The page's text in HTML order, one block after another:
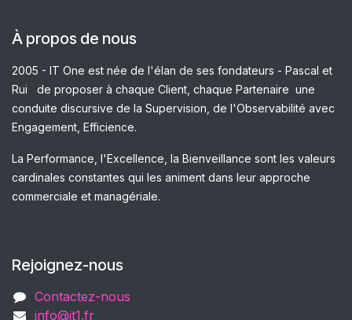
À propos de nous
2005 - IT One est née de l'élan de ses fondateurs - Pascal et
Rui de proposer à chaque Client, chaque Partenaire une
conduite discursive de la Supervision, de l'Observabilité avec
Engagement, Efficience.
La Performance, l'Excellence, la Bienveillance sont les valeurs
cardinales constantes qui les animent dans leur approche
commerciale et managériale.
Rejoignez-nous
Contactez-nous
info@it1.fr